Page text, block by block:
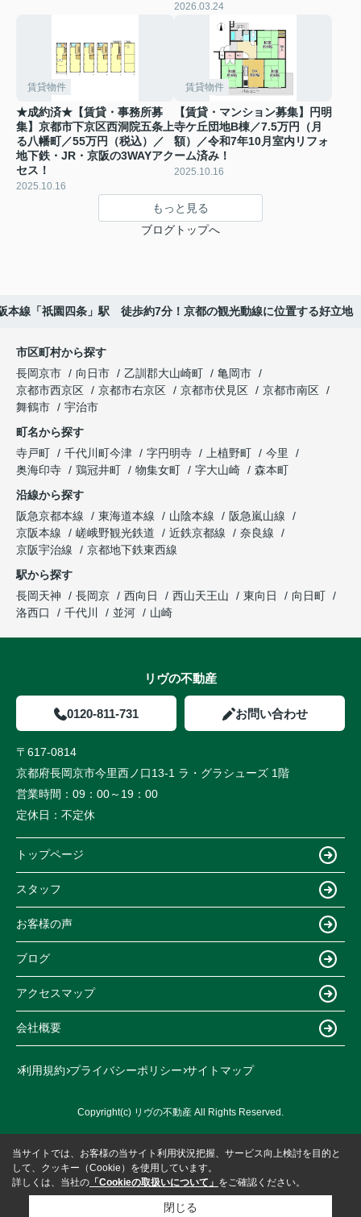
2026.03.24
賃貸物件
★成約済★【賃貸・事務所募
集】京都市下京区西洞院五条上
る八幡町／55万円（税込）／
地下鉄・JR・京阪の3WAYアク
セス！
2025.10.16
賃貸物件
【賃貸・マンション募集】円明
寺ケ丘団地B棟／7.5万円（月
額）／令和7年10月室内リフォ
ーム済み！
2025.10.16
もっと見る
ブログトップへ
線「祇園四条」駅 徒歩約7分！京都の観光動線に位置する好立地
市区町村から探す
長岡京市
向日市 乙訓郡大山崎町
亀岡市
京都市西京区
京都市右京区 京都市伏見区
京都市南区
舞鶴市
宇治市
町名から探す
寺戸町
千代川町今津 字円明寺 上植野町
今里
奥海印寺
鶏冠井町 物集女町 字大山崎
森本町
沿線から探す
阪急京都本線
東海道本線 山陰本線
阪急嵐山線
京阪本線
嵯峨野観光鉄道 近鉄京都線
奈良線
京阪宇治線
京都地下鉄東西線
駅から探す
長岡天神
長岡京 西向日 西山天王山 東向日
向日町
洛西口
千代川 並河 山崎
リヴの不動産
0120-811-731 お問い合わせ
〒617-0814
京都府長岡京市今里西ノ口13-1 ラ・グラシューズ 1階
営業時間： 09：00～19：00
定休日： 不定休
トップページ
スタッフ
お客様の声
ブログ
アクセスマップ
会社概要
利用規約 プライバシーポリシー サイトマップ
Copyright(c) リヴの不動産 All Rights Reserved.
当サイトでは、お客様の当サイト利用状況把握、サービス向上検討を目的と
して、クッキー（Cookie）を使用しています。
詳しくは、当社の 「Cookieの取扱いについて」 をご確認ください。
閉じる